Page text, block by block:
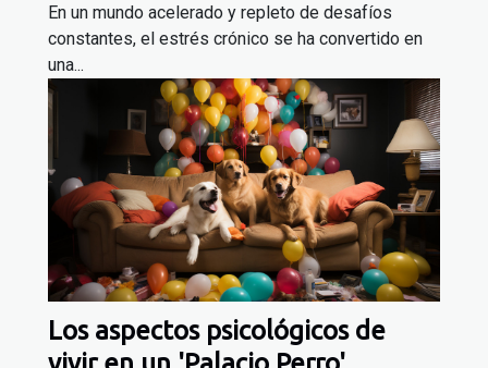
estrés crónico
En un mundo acelerado y repleto de desafíos
constantes, el estrés crónico se ha convertido en
una...
Los aspectos psicológicos de